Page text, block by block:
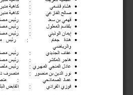

ھشام قاسمي :
كاھیة

صالح الفازعي :
كاھیة

فھمي بن سعد :
رئیس

بلقاسم المعلول :
رئیس

إیمان الوذیني :
رئیس

ھندة جغام : رئیس مصلحة
والریاضي

عفاف الجدیدي :
رئیس

ھاجر المكشر :
رئیس

عادل المنجي المھیري :
رئیس

نور الدین بن منصور :
متصرف

عماد الصمادحي :

فوزي الفرادي : القابض